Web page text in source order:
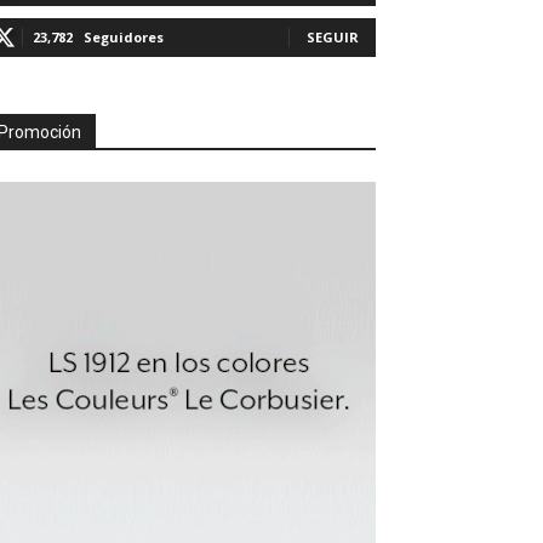
23,782 Seguidores SEGUIR